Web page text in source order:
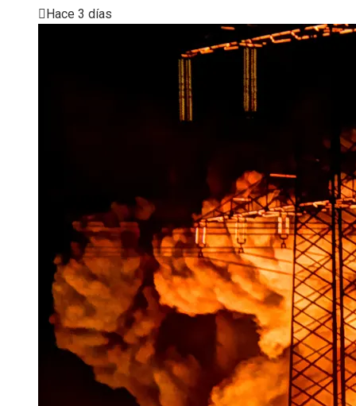
Hace 3 días